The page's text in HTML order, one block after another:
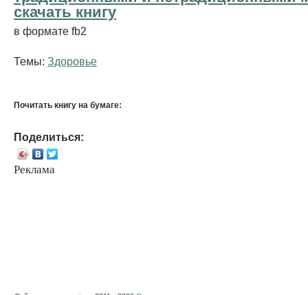
cкачать книгу
в формате fb2
Темы: Здоровье
Почитать книгу на бумаге:
Поделиться:
Реклама